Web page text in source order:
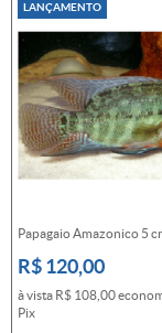
LANÇAMENTO
Papagaio Amazonico 5
R$ 120,00
à vista R$ 108,00
Pix